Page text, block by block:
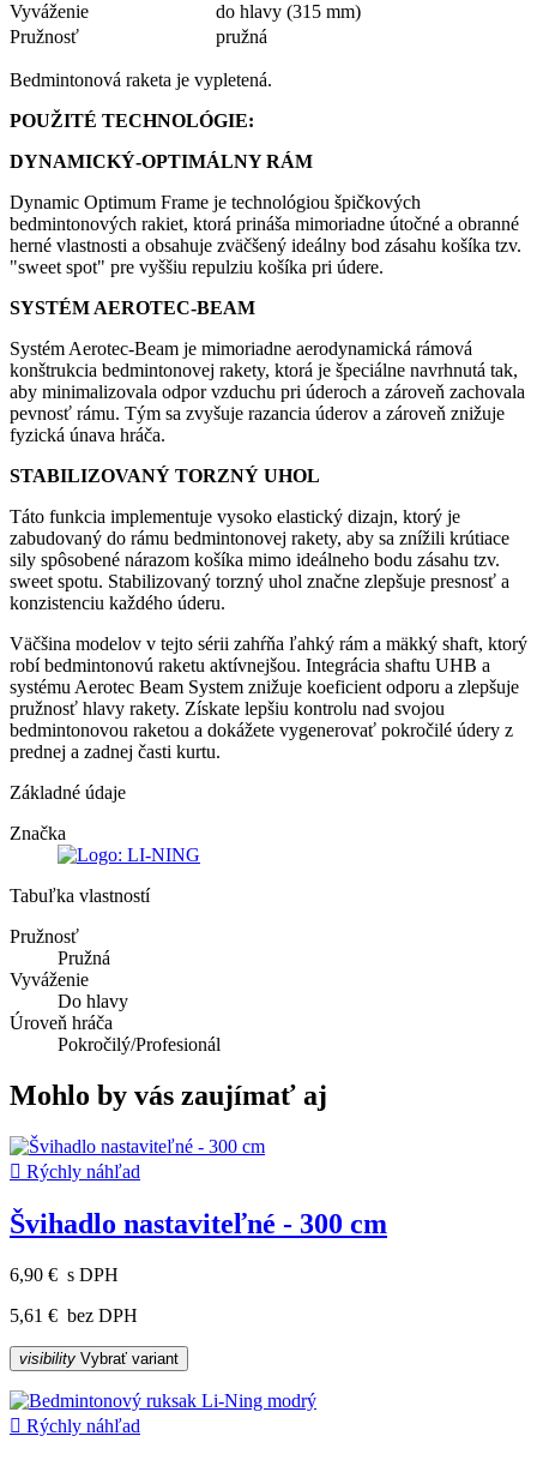
Vyváženie
do hlavy (315 mm)
Pružnosť
pružná
Bedmintonová raketa je vypletená.
POUŽITÉ TECHNOLÓGIE:
DYNAMICKÝ-OPTIMÁLNY RÁM
Dynamic Optimum Frame je technológiou špičkových
bedmintonových rakiet, ktorá prináša mimoriadne útočné a obranné
herné vlastnosti a obsahuje zväčšený ideálny bod zásahu košíka tzv.
"sweet spot" pre vyššiu repulziu košíka pri údere.
SYSTÉM AEROTEC-BEAM
Systém Aerotec-Beam je mimoriadne aerodynamická rámová
konštrukcia bedmintonovej rakety, ktorá je špeciálne navrhnutá tak,
aby minimalizovala odpor vzduchu pri úderoch a zároveň zachovala
pevnosť rámu. Tým sa zvyšuje razancia úderov a zároveň znižuje
fyzická únava hráča.
STABILIZOVANÝ TORZNÝ UHOL
Táto funkcia implementuje vysoko elastický dizajn, ktorý je
zabudovaný do rámu bedmintonovej rakety, aby sa znížili krútiace
sily spôsobené nárazom košíka mimo ideálneho bodu zásahu tzv.
sweet spotu. Stabilizovaný torzný uhol značne zlepšuje presnosť a
konzistenciu každého úderu.
Väčšina modelov v tejto sérii zahŕňa ľahký rám a mäkký shaft, ktorý
robí bedmintonovú raketu aktívnejšou. Integrácia shaftu UHB a
systému Aerotec Beam System znižuje koeficient odporu a zlepšuje
pružnosť hlavy rakety. Získate lepšiu kontrolu nad svojou
bedmintonovou raketou a dokážete vygenerovať pokročilé údery z
prednej a zadnej časti kurtu.
Základné údaje
Značka
Tabuľka vlastností
Pružnosť
Pružná
Vyváženie
Do hlavy
Úroveň hráča
Pokročilý/Profesionál
Mohlo by vás zaujímať aj
 Rýchly náhľad
Švihadlo nastaviteľné - 300 cm
6,90 € s DPH
5,61 € bez DPH
visibility Vybrať variant
 Rýchly náhľad